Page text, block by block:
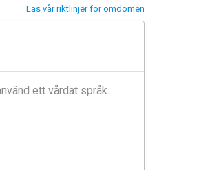
Läs vår riktlinjer för omdömen